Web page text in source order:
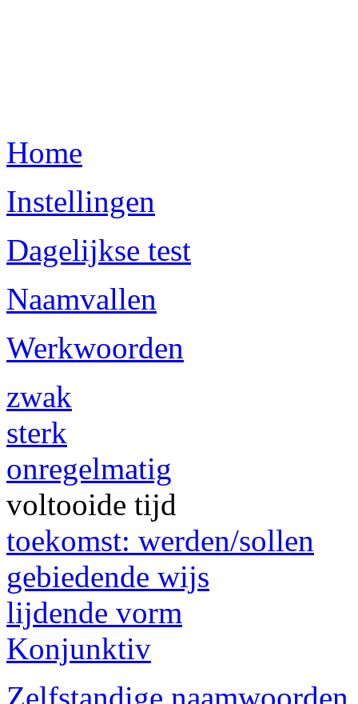
Home
Instellingen
Dagelijkse test
Naamvallen
Werkwoorden
zwak
sterk
onregelmatig
voltooide tijd
toekomst: werden/sollen
gebiedende wijs
lijdende vorm
Konjunktiv